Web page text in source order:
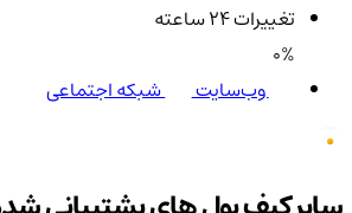
تغییرات ۲۴ ساعته
0%
وب‌سایت
شبکه اجتماعی